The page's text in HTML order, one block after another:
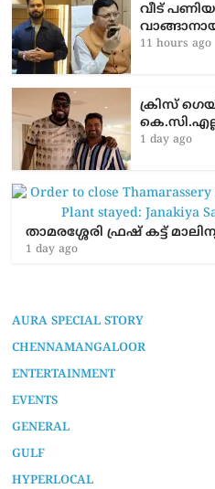
വീട്
11 hours ago
ക്രിസ്
1 day ago
താമരശ്ശേരി ഫ്രഷ് കട്ട്
1 day ago
AURA SPECIAL STORY
CHENNAMANGALOOR
ENTERTAINMENT
EVENTS
GENERAL
GULF
HYPERLOCAL